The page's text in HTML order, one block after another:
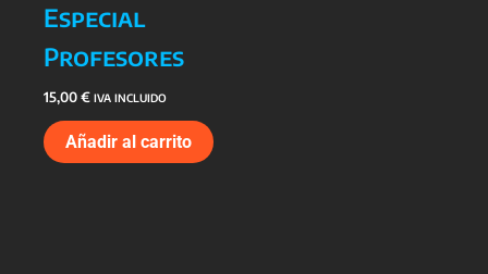
Especial
Profesores
15,00€ IVA INCLUIDO
Añadir al carrito